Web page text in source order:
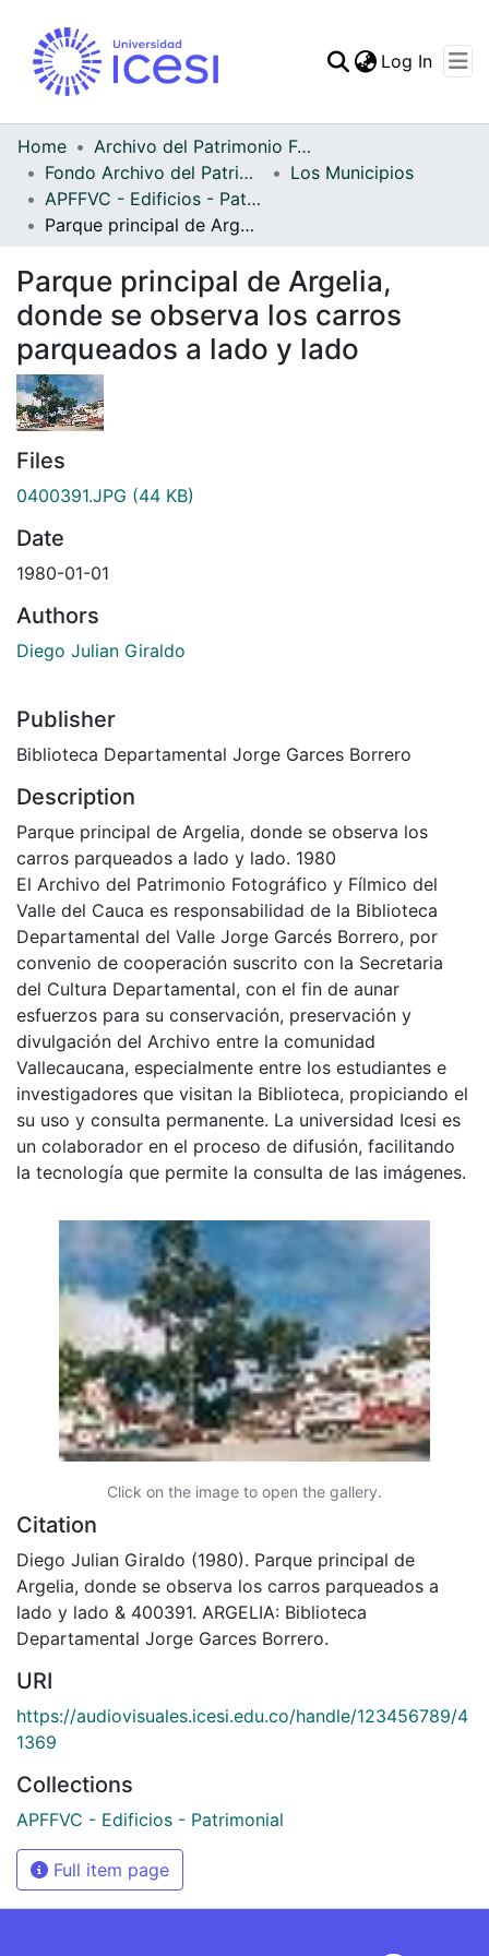
Statistics
Log In
Home
Archivo del Patrimonio Fotográfico y Fílmico del Valle del Cauca
Fondo Archivo del Patrimonio Fotográfico y Fílmico del Valle del Cauca
Los Municipios
APFFVC - Edificios - Patrimonial
Parque principal de Argelia, donde se observa los carros parqueados a lado y lado
Parque principal de Argelia,
donde se observa los carros
parqueados a lado y lado
Files
0400391.JPG (44 KB)
Date
1980-01-01
Authors
Diego Julian Giraldo
Publisher
Biblioteca Departamental Jorge Garces Borrero
Description
Parque principal de Argelia, donde se observa los
carros parqueados a lado y lado. 1980
El Archivo del Patrimonio Fotográfico y Fílmico del
Valle del Cauca es responsabilidad de la Biblioteca
Departamental del Valle Jorge Garcés Borrero, por
convenio de cooperación suscrito con la Secretaria
del Cultura Departamental, con el fin de aunar
esfuerzos para su conservación, preservación y
divulgación del Archivo entre la comunidad
Vallecaucana, especialmente entre los estudiantes e
investigadores que visitan la Biblioteca, propiciando el
su uso y consulta permanente. La universidad Icesi es
un colaborador en el proceso de difusión, facilitando
la tecnología que permite la consulta de las imágenes.
Click on the image to open the gallery.
Citation
Diego Julian Giraldo (1980). Parque principal de
Argelia, donde se observa los carros parqueados a
lado y lado & 400391. ARGELIA: Biblioteca
Departamental Jorge Garces Borrero.
URI
https://audiovisuales.icesi.edu.co/handle/123456789/4
1369
Collections
APFFVC - Edificios - Patrimonial
Full item page